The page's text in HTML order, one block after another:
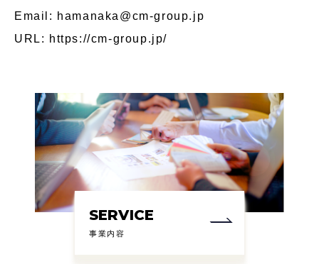
Email: hamanaka@cm-group.jp
URL: https://cm-group.jp/
SERVICE
事業内容